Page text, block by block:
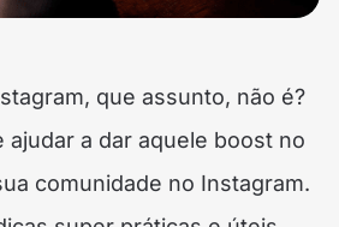
que assunto, não é?
ajudar a dar aquele boost no
comunidade no Instagram.